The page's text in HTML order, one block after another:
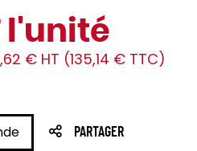
l'unité
€ HT (135,14 € TTC)
PARTAGER